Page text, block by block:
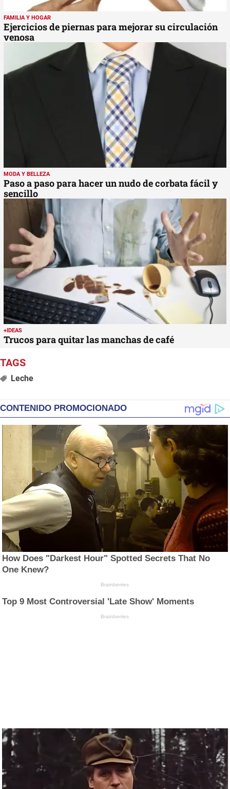
FAMILIA Y HOGAR
Ejercicios de piernas para mejorar su circulación
venosa
MODA Y BELLEZA
Paso a paso para hacer un nudo de corbata fácil y
sencillo
+IDEAS
Trucos para quitar las manchas de café
Leche
CONTENIDO PROMOCIONADO
How Does "Darkest Hour" Spotted Secrets That No
One Knew?
Brainberries
Top 9 Most Controversial 'Late Show' Moments
Brainberries